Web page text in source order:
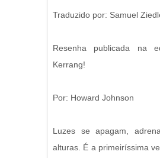
Traduzido por: Samuel
Resenha publicada na
Kerrang!
Por: Howard Johnson
Luzes se apagam,
alturas. É a primeiríssima